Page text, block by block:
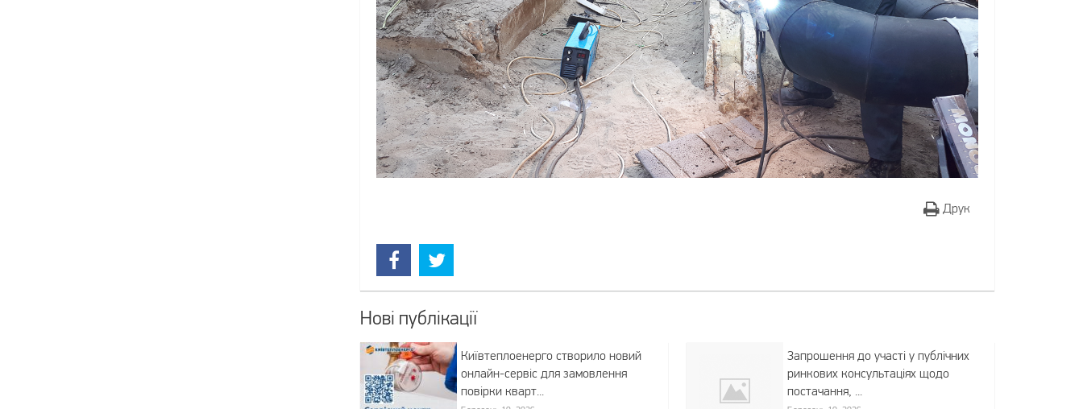
Друк
Нові публікації
Київтеплоенерго створило новий
онлайн-сервіс для замовлення
повірки кварт...
Запрошення до участі у публічних
ринкових консультаціях щодо
постачання, ...